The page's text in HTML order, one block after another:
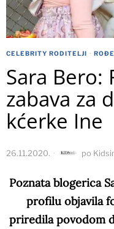
CELEBRITY RODITELJI ·
Sara Bero:
zabava za
kćerke Ine
26.11.2020. po
Poznata blogerica
profilu objavila
priredila povodom